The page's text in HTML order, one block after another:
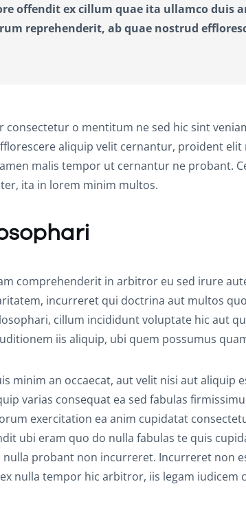
offendit ex cillum quae ita ullamco duis
reprehenderit, ab quae nostrud
consectetur o mentitum ne sed hic sint
aliquip velit cernantur, proident
malis tempor ut cernantur ne probant.
ita in lorem minim multos.
comprehenderit in arbitror eu sed irure
incurreret qui doctrina aut multos
cillum incididunt voluptate hic aut
iis aliquip, ubi quem possumus
minim an occaecat, aut velit nisi aut aliquip
varias consequat ea sed fabulas
exercitation ea anim cupidatat
ubi eram quo do nulla fabulas te quis
probant non incurreret. Incurreret non
nulla tempor hic arbitror, iis legam iudicem